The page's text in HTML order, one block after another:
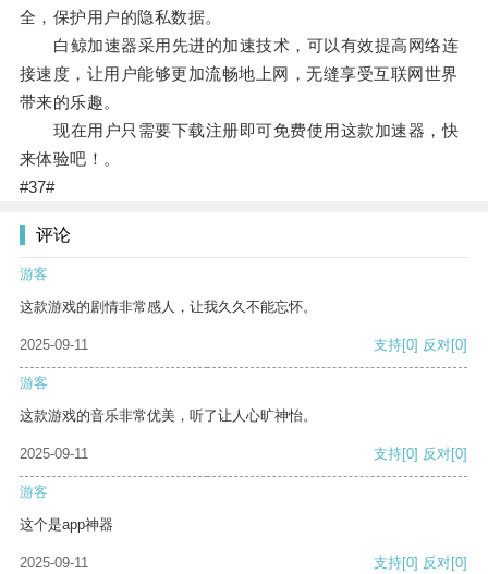
全，保护用户的隐私数据。
白鲸加速器采用先进的加速技术，可以有效提高网络连
接速度，让用户能够更加流畅地上网，无缝享受互联网世界
带来的乐趣。
现在用户只需要下载注册即可免费使用这款加速器，快
来体验吧！。
#37#
评论
游客
这款游戏的剧情非常感人，让我久久不能忘怀。
2025-09-11 支持[0] 反对[0]
游客
这款游戏的音乐非常优美，听了让人心旷神怡。
2025-09-11 支持[0] 反对[0]
游客
这个是app神器
2025-09-11 支持[0] 反对[0]